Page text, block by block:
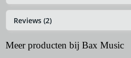
Reviews (2)
Meer producten bij Bax Music